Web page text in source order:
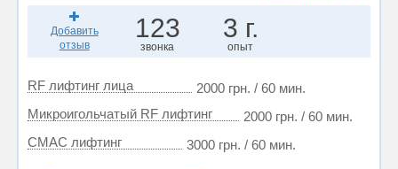
Добавить
отзыв
123
звонка
3 г.
опыт
RF лифтинг лица
2000 грн. / 60 мин.
Микроигольчатый RF лифтинг
2000 грн. / 60 мин.
СМАС лифтинг
3000 грн. / 60 мин.